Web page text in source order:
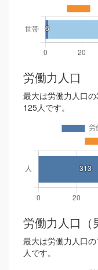
労働力人口
最大は労働力人口
125人です。
労働力人口（
最大は労働力人口
人です。